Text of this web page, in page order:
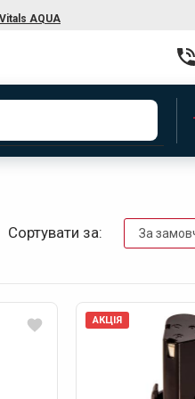
Vitals AQUA
Сортувати за:
АКЦІЯ